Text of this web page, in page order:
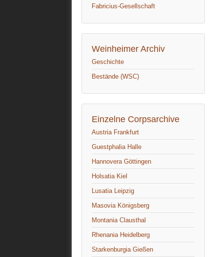
Fabricius-Gesellschaft
Weinheimer Archiv
Geschichte
Bestände (WSC)
Einzelne Corpsarchive
Austria Frankfurt
Guestphalia Halle
Hannovera Göttingen
Holsatia Kiel
Lusatia Leipzig
Masovia Königsberg
Montania Clausthal
Rhenania Heidelberg
Starkenburgia Gießen